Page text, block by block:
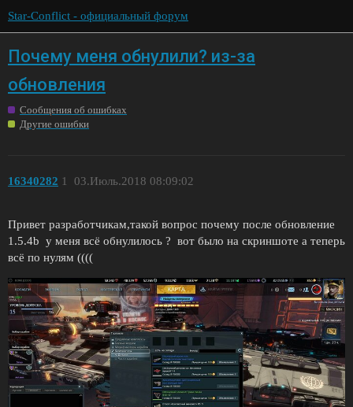
Star-Conflict - официальный форум
Почему меня обнулили? из-за
обновления
Сообщения об ошибках
Другие ошибки
16340282 03.Июль.2018 08:09:02
1
Привет разработчикам,такой вопрос почему после обновление
1.5.4b у меня всё обнулилось ? вот было на скриншоте а теперь
всё по нулям ((((